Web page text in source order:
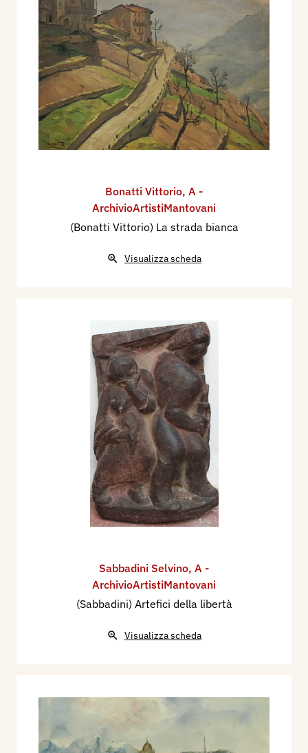
Bonatti Vittorio, A -
ArchivioArtistiMantovani
(Bonatti Vittorio) La strada bianca
Visualizza scheda
Sabbadini Selvino, A -
ArchivioArtistiMantovani
(Sabbadini) Artefici della libertà
Visualizza scheda